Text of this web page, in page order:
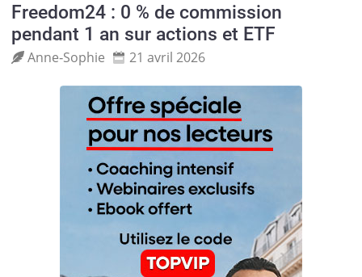
Freedom24 : 0 % de commission
pendant 1 an sur actions et ETF
Anne‑Sophie 21 avril 2026